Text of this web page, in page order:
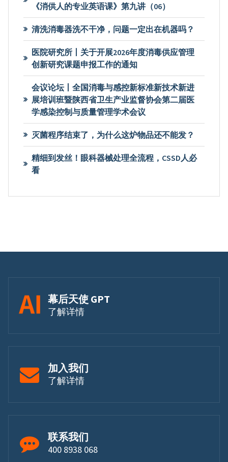
《消供人的专业英语课》第九讲（06）
清洗消毒器洗不干净，问题一定出在机器吗？
医院研究所丨关于开展2026年度消毒供应管理
创新研究课题申报工作的通知
会议论坛丨全国消毒与感控新标准新技术新进
展培训班暨陕西省卫生产业监督协会第二届医
学感染控制与质量管理学术会议
灭菌程序结束了，为什么这炉物品还不能发？
精细到发丝！眼科器械处理全流程，CSSD人必
看
幕后天使 GPT
了解详情
加入我们
了解详情
联系我们
400 8938 068